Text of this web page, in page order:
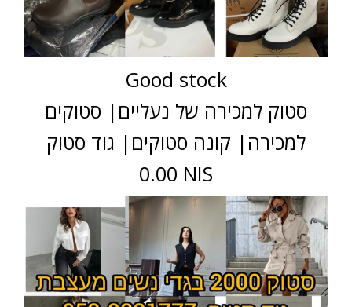
Good stock
סטוק למכירה של נעליים| סטוקים
למכירה| קונה סטוקים| גוד סטוק
0.00 NIS